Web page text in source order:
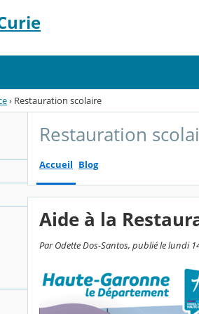
› Restauration scolaire
Restauration
Accueil Blog
Aide à la
Par Odette Dos-Santos, publié le lundi